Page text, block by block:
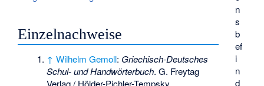
n
s
b
ef
i
n
d
Einzelnachweise
↑ Wilhelm Gemoll: Griechisch-Deutsches
Schul- und Handwörterbuch. G. Freytag
Verlag / Hölder-Pichler-Tempsky,